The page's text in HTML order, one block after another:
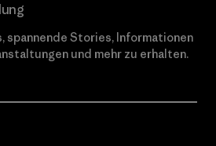
spannende Stories, Informationen
und mehr zu erhalten.